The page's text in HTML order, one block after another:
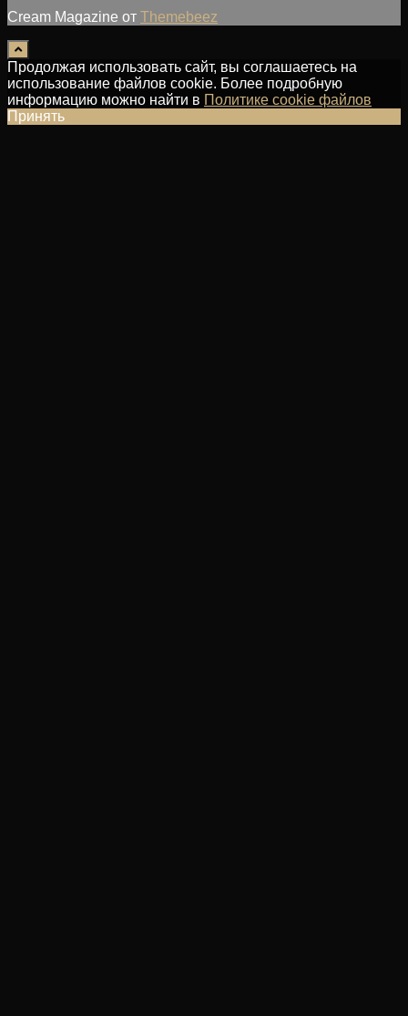
Cream Magazine от Themebeez
Продолжая использовать сайт, вы соглашаетесь на
использование файлов cookie. Более подробную
информацию можно найти в Политике cookie файлов
Принять